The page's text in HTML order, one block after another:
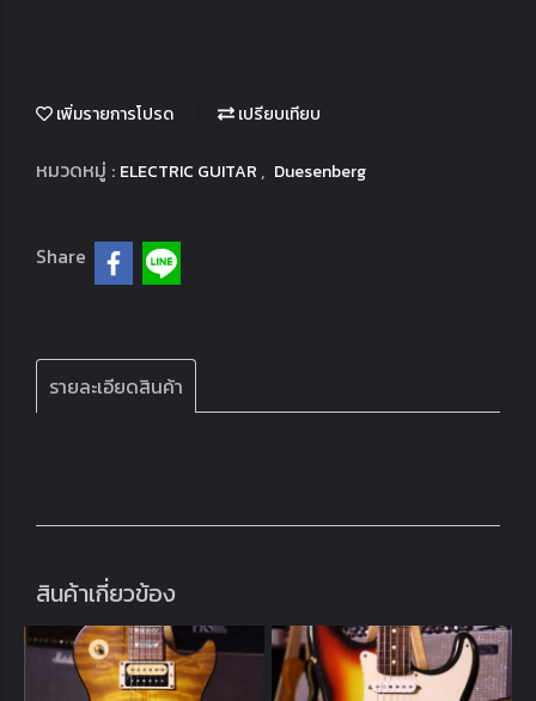
เพิ่มรายการโปรด เปรียบเทียบ
หมวดหมู่ : ELECTRIC GUITAR , Duesenberg
Share
รายละเอียดสินค้า
สินค้าเกี่ยวข้อง